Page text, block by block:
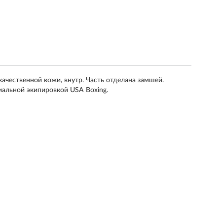
кожи, внутр. Часть отделана замшей.
экипировкой USA Boxing.